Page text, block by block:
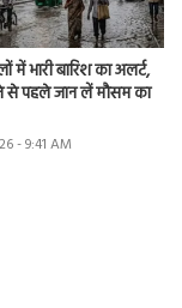
में भारी बारिश का अलर्ट,
से पहले जान लें मौसम का
- 9:41 AM